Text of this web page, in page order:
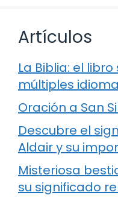
Artículos
La Biblia: el
múltiples
Oración a San
Descubre el
Aldair y su
Misteriosa
su significado